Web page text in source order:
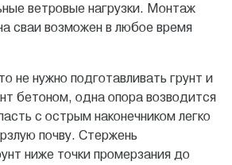
ветровые нагрузки. Монтаж
сваи возможен в любое время
не нужно подготавливать грунт и
бетоном, одна опора возводится
с острым наконечником легко
почву. Стержень
ниже точки промерзания до